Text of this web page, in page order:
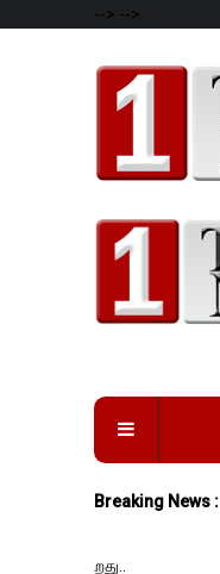
--> -->
Breaking News :